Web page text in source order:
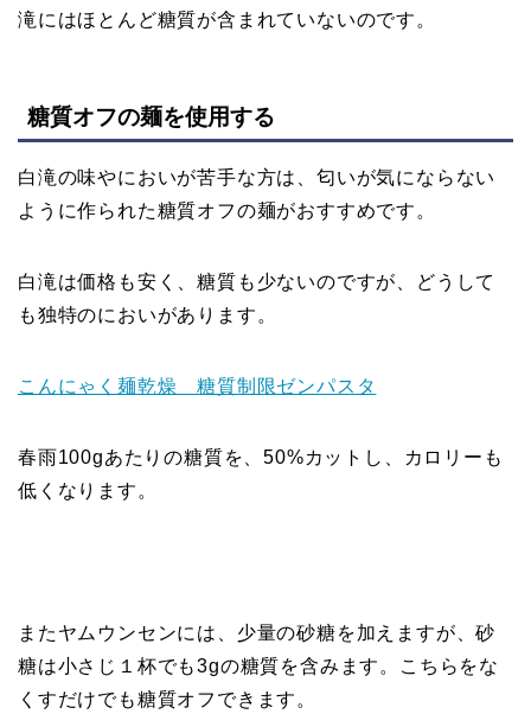
滝にはほとんど糖質が含まれていないのです。
糖質オフの麺を使用する
白滝の味やにおいが苦手な方は、匂いが気にならない
ように作られた糖質オフの麺がおすすめです。
白滝は価格も安く、糖質も少ないのですが、どうして
も独特のにおいがあります。
こんにゃく麺乾燥 糖質制限ゼンパスタ
春雨100gあたりの糖質を、50%カットし、カロリーも
低くなります。
またヤムウンセンには、少量の砂糖を加えますが、砂
糖は小さじ１杯でも3gの糖質を含みます。こちらをな
くすだけでも糖質オフできます。